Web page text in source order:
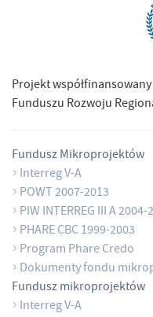
Projekt
Funduszu Rozwoju
Fundusz Mikroprojektów
Interreg V-A
POWT 2007-2013
PIW INTERREG III A 2004-
PHARE CBC 1999-2003
Program Phare Credo
Dokumenty fondu
Fundusz mikroprojektów
Interreg V-A